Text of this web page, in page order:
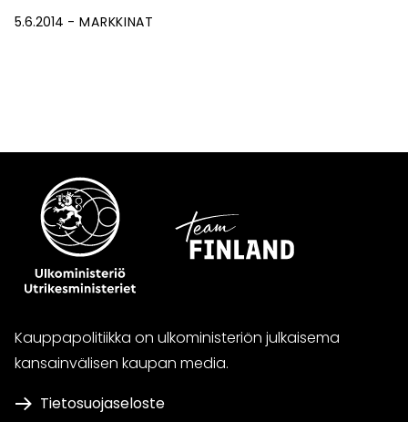
5.6.2014 MARKKINAT
Kauppapolitiikka on ulkoministeriön julkaisema
kansainvälisen kaupan media.
Tietosuojaseloste